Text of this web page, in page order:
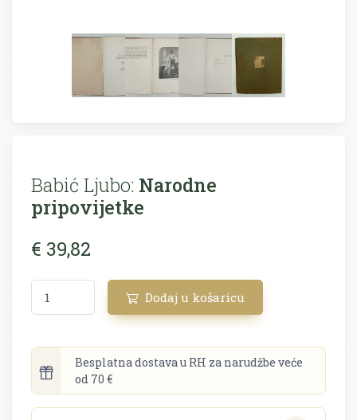
Babić Ljubo: Narodne
pripovijetke
€ 39,82
Dodaj u košaricu
Besplatna dostava u RH za narudžbe veće
od 70 €